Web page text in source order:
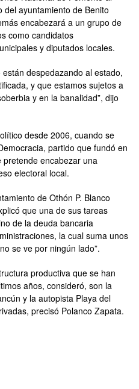
ayuntamiento de Benito
encabezará a un grupo de
como candidatos
y diputados locales.
despedazando al estado,
y que estamos sujetos a
y en la banalidad”, dijo
desde 2006, cuando se
partido que fundó en
encabezar una
electoral local.
de Othón P. Blanco
que una de sus tareas
de la deuda bancaria
la cual suma unos
se ve por ningún lado”.
productiva que se han
años, consideró, son la
y la autopista Playa del
precisó Polanco Zapata.